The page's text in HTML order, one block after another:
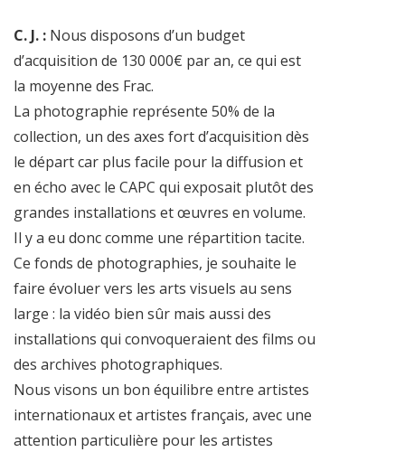
C. J. : Nous disposons d’un budget
d’acquisition de 130 000€ par an, ce qui est
la moyenne des Frac.
La photographie représente 50% de la
collection, un des axes fort d’acquisition dès
le départ car plus facile pour la diffusion et
en écho avec le CAPC qui exposait plutôt des
grandes installations et œuvres en volume.
Il y a eu donc comme une répartition tacite.
Ce fonds de photographies, je souhaite le
faire évoluer vers les arts visuels au sens
large : la vidéo bien sûr mais aussi des
installations qui convoqueraient des films ou
des archives photographiques.
Nous visons un bon équilibre entre artistes
internationaux et artistes français, avec une
attention particulière pour les artistes